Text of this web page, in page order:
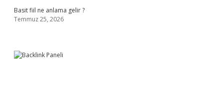
Basit fiil ne anlama gelir ?
Temmuz 25, 2026